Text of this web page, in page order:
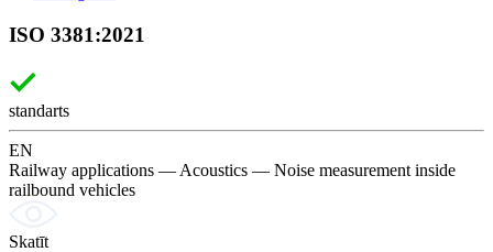
ISO 3381:2021
standarts
EN
Railway applications — Acoustics — Noise measurement inside
railbound vehicles
Skatīt